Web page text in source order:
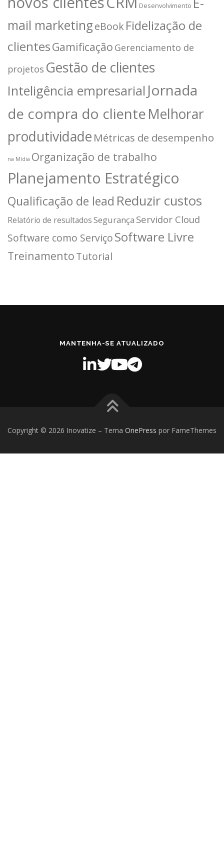
Desenvolvimento E-
mail marketingeBookFidelização de
clientesGamificação Gerenciamento de
projetos Gestão de clientes
Inteligência empresarial Jornada
de compra do clienteMelhorar
produtividade Métricas de desempenho
na Mídia Organização de trabalho
Planejamento Estratégico
Qualificação de lead Reduzir custos
Relatório de resultadosSegurança Servidor Cloud
Software como ServiçoSoftware Livre
TreinamentoTutorial
MANTENHA-SE ATUALIZADO
Copyright © 2026 Inovatize – Tema OnePress por FameThemes